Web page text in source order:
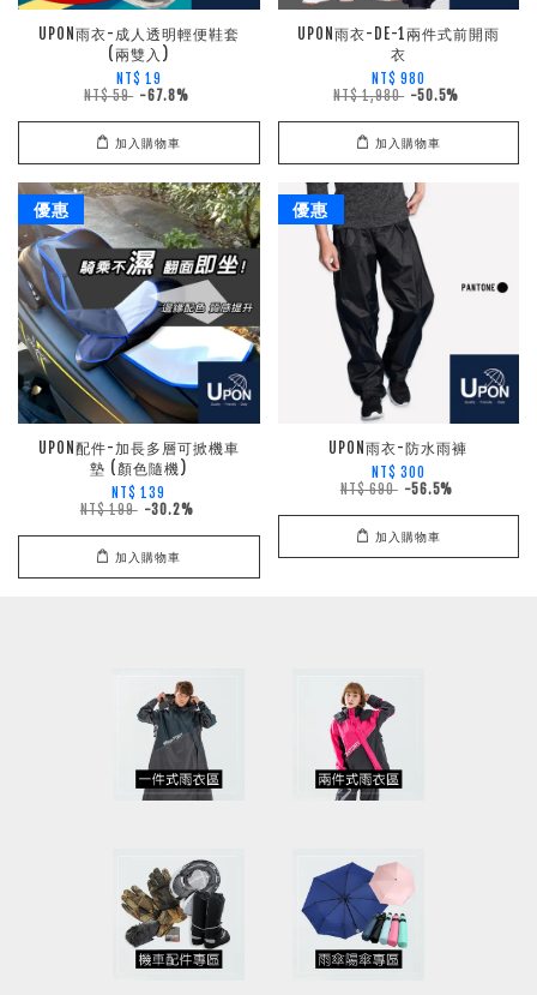
UPON雨衣-成人透明輕便鞋套
(兩雙入)
NT$ 19
NT$ 59 -67.8%
加入購物車
UPON雨衣-DE-1兩件式前開雨
衣
NT$ 980
NT$ 1,980 -50.5%
加入購物車
優惠
UPON配件-加長多層可掀機車
墊 (顏色隨機)
NT$ 139
NT$ 199 -30.2%
加入購物車
優惠
UPON雨衣-防水雨褲
NT$ 300
NT$ 690 -56.5%
加入購物車